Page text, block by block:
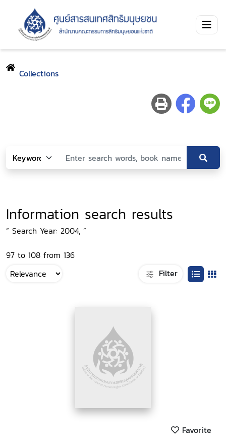
Collections
Information search results
“ Search Year: 2004, ”
97 to 108 from 136
Filter
Favorite